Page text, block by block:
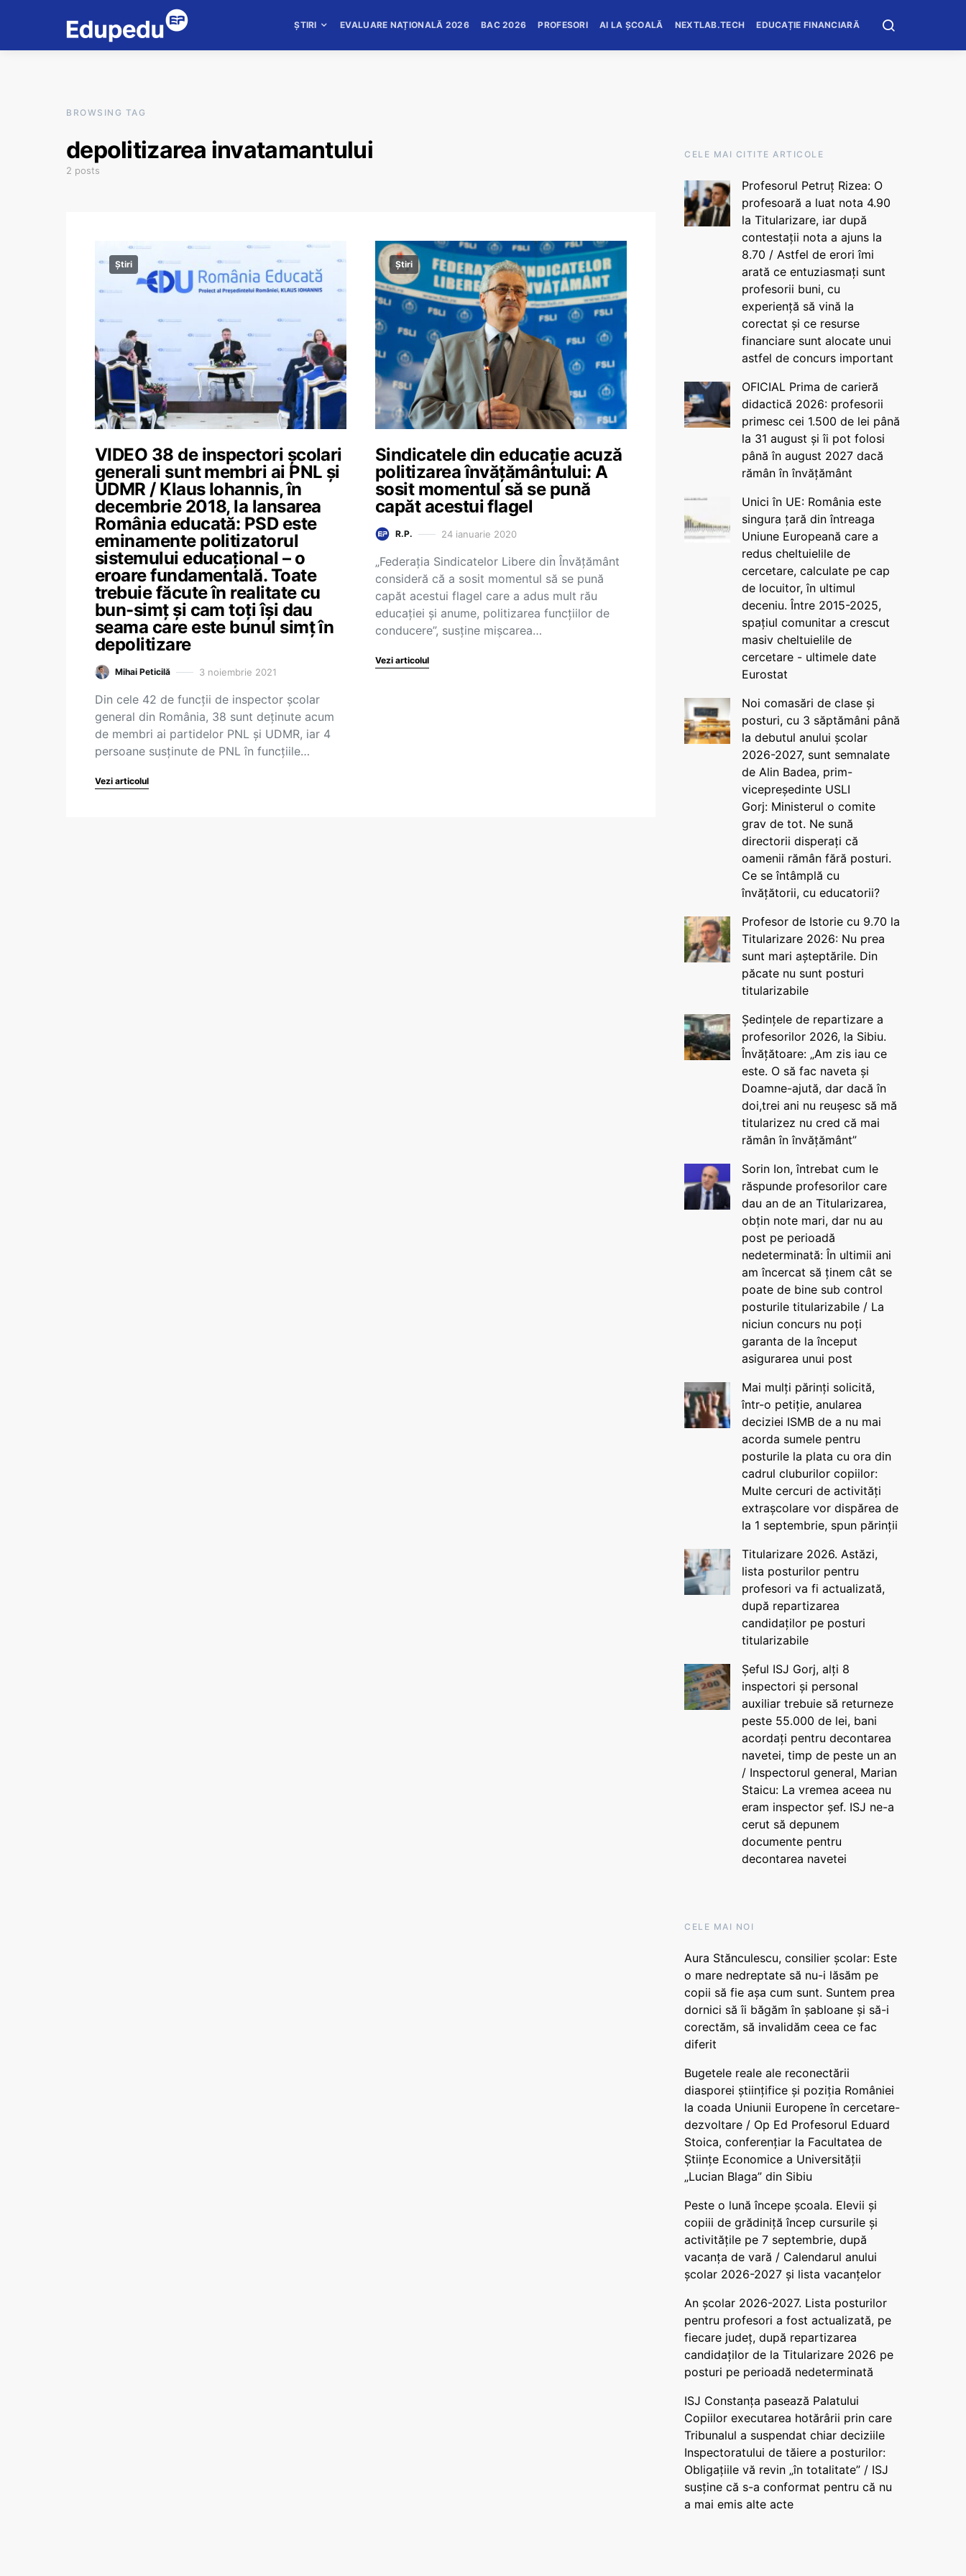
ȘTIRI EVALUARE NAȚIONALĂ 2026 BAC 2026 PROFESORI AI LA ȘCOALĂ NEXTLAB.TECH EDUCAȚIE FINANCIARĂ
BROWSING TAG
depolitizarea invatamantului
2 posts
Știri
VIDEO 38 de inspectori școlari
generali sunt membri ai PNL și
UDMR / Klaus Iohannis, în
decembrie 2018, la lansarea
România educată: PSD este
eminamente politizatorul
sistemului educațional – o
eroare fundamentală. Toate
trebuie făcute în realitate cu
bun-simț și cam toți își dau
seama care este bunul simț în
depolitizare
Mihai Peticilă 3 noiembrie 2021
Din cele 42 de funcții de inspector școlar
general din România, 38 sunt deținute acum
de membri ai partidelor PNL și UDMR, iar 4
persoane susținute de PNL în funcțiile…
Vezi articolul
Știri
Sindicatele din educație acuză
politizarea învățământului: A
sosit momentul să se pună
capăt acestui flagel
R.P. 24 ianuarie 2020
„Federația Sindicatelor Libere din Învățământ
consideră că a sosit momentul să se pună
capăt acestui flagel care a adus mult rău
educației și anume, politizarea funcțiilor de
conducere”, susține mișcarea…
Vezi articolul
CELE MAI CITITE ARTICOLE
Profesorul Petruț Rizea: O
profesoară a luat nota 4.90
la Titularizare, iar după
contestații nota a ajuns la
8.70 / Astfel de erori îmi
arată ce entuziasmați sunt
profesorii buni, cu
experiență să vină la
corectat și ce resurse
financiare sunt alocate unui
astfel de concurs important
OFICIAL Prima de carieră
didactică 2026: profesorii
primesc cei 1.500 de lei până
la 31 august și îi pot folosi
până în august 2027 dacă
rămân în învățământ
Unici în UE: România este
singura țară din întreaga
Uniune Europeană care a
redus cheltuielile de
cercetare, calculate pe cap
de locuitor, în ultimul
deceniu. Între 2015-2025,
spațiul comunitar a crescut
masiv cheltuielile de
cercetare - ultimele date
Eurostat
Noi comasări de clase și
posturi, cu 3 săptămâni până
la debutul anului școlar
2026-2027, sunt semnalate
de Alin Badea, prim-
vicepreședinte USLI
Gorj: Ministerul o comite
grav de tot. Ne sună
directorii disperați că
oamenii rămân fără posturi.
Ce se întâmplă cu
învățătorii, cu educatorii?
Profesor de Istorie cu 9.70 la
Titularizare 2026: Nu prea
sunt mari așteptările. Din
păcate nu sunt posturi
titularizabile
Ședințele de repartizare a
profesorilor 2026, la Sibiu.
Învățătoare: „Am zis iau ce
este. O să fac naveta și
Doamne-ajută, dar dacă în
doi,trei ani nu reușesc să mă
titularizez nu cred că mai
rămân în învățământ”
Sorin Ion, întrebat cum le
răspunde profesorilor care
dau an de an Titularizarea,
obțin note mari, dar nu au
post pe perioadă
nedeterminată: În ultimii ani
am încercat să ținem cât se
poate de bine sub control
posturile titularizabile / La
niciun concurs nu poți
garanta de la început
asigurarea unui post
Mai mulți părinți solicită,
într-o petiție, anularea
deciziei ISMB de a nu mai
acorda sumele pentru
posturile la plata cu ora din
cadrul cluburilor copiilor:
Multe cercuri de activități
extrașcolare vor dispărea de
la 1 septembrie, spun părinții
Titularizare 2026. Astăzi,
lista posturilor pentru
profesori va fi actualizată,
după repartizarea
candidaților pe posturi
titularizabile
Șeful ISJ Gorj, alți 8
inspectori și personal
auxiliar trebuie să returneze
peste 55.000 de lei, bani
acordați pentru decontarea
navetei, timp de peste un an
/ Inspectorul general, Marian
Staicu: La vremea aceea nu
eram inspector șef. ISJ ne-a
cerut să depunem
documente pentru
decontarea navetei
CELE MAI NOI
Aura Stănculescu, consilier școlar: Este
o mare nedreptate să nu-i lăsăm pe
copii să fie așa cum sunt. Suntem prea
dornici să îi băgăm în șabloane și să-i
corectăm, să invalidăm ceea ce fac
diferit
Bugetele reale ale reconectării
diasporei științifice și poziția României
la coada Uniunii Europene în cercetare-
dezvoltare / Op Ed Profesorul Eduard
Stoica, conferențiar la Facultatea de
Științe Economice a Universității
„Lucian Blaga” din Sibiu
Peste o lună începe școala. Elevii și
copiii de grădiniță încep cursurile și
activitățile pe 7 septembrie, după
vacanța de vară / Calendarul anului
școlar 2026-2027 și lista vacanțelor
An școlar 2026-2027. Lista posturilor
pentru profesori a fost actualizată, pe
fiecare județ, după repartizarea
candidaților de la Titularizare 2026 pe
posturi pe perioadă nedeterminată
ISJ Constanța pasează Palatului
Copiilor executarea hotărârii prin care
Tribunalul a suspendat chiar deciziile
Inspectoratului de tăiere a posturilor:
Obligațiile vă revin „în totalitate” / ISJ
susține că s-a conformat pentru că nu
a mai emis alte acte